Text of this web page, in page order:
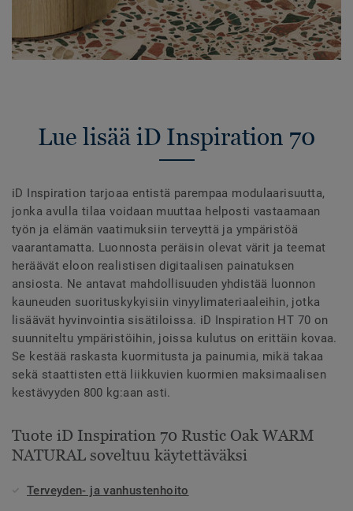
Lue lisää iD Inspiration 70
iD Inspiration tarjoaa entistä parempaa modulaarisuutta,
jonka avulla tilaa voidaan muuttaa helposti vastaamaan
työn ja elämän vaatimuksiin terveyttä ja ympäristöä
vaarantamatta. Luonnosta peräisin olevat värit ja teemat
heräävät eloon realistisen digitaalisen painatuksen
ansiosta. Ne antavat mahdollisuuden yhdistää luonnon
kauneuden suorituskykyisiin vinyylimateriaaleihin, jotka
lisäävät hyvinvointia sisätiloissa. iD Inspiration HT 70 on
suunniteltu ympäristöihin, joissa kulutus on erittäin kovaa.
Se kestää raskasta kuormitusta ja painumia, mikä takaa
sekä staattisten että liikkuvien kuormien maksimaalisen
kestävyyden 800 kg:aan asti.
Tuote iD Inspiration 70 Rustic Oak WARM
NATURAL soveltuu käytettäväksi
Terveyden- ja vanhustenhoito